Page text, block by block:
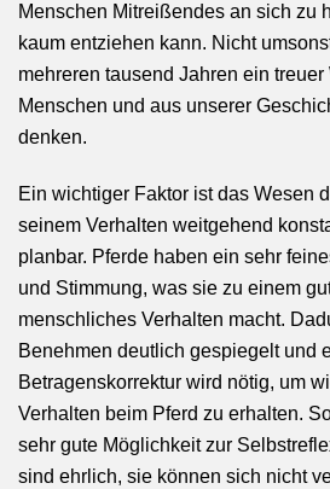
Menschen Mitreißendes an sich zu
kaum entziehen kann. Nicht
mehreren tausend Jahren ein
Menschen und aus unserer
denken.
Ein wichtiger Faktor ist das Wesen
seinem Verhalten weitgehend
planbar. Pferde haben ein sehr
und Stimmung, was sie zu einem
menschliches Verhalten macht.
Benehmen deutlich gespiegelt und
Betragenskorrektur wird nötig, um
Verhalten beim Pferd zu erhalten.
sehr gute Möglichkeit zur
sind ehrlich, sie können sich nicht